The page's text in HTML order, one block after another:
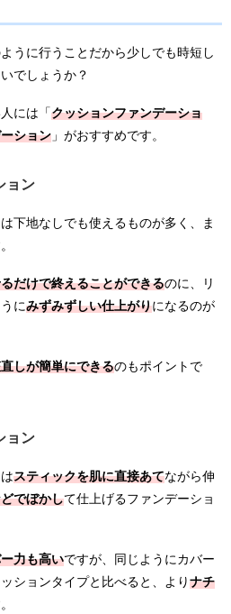
うに行うことだから少しでも時短し
でしょうか？
には「クッションファンデーショ
ション 」がおすすめです。
ョン
下地なしでも使えるものが多く、ま
だけで終えることができるのに、リ
にみずみずしい仕上がりになるのが
しが簡単にできるのもポイントで
ョン
スティックを肌に直接あてながら伸
でぼかして仕上げるファンデーショ
力も高いですが、同じようにカバー
ションタイプと比べると、よりナチ